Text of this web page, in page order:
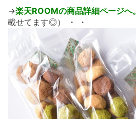
→楽天ROOMの商品詳細ページへ。
載せてます◎） ・ ・